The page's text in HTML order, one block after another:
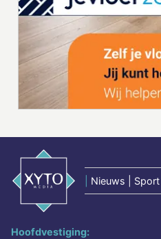
Nieuws |
Hoofdvestiging: